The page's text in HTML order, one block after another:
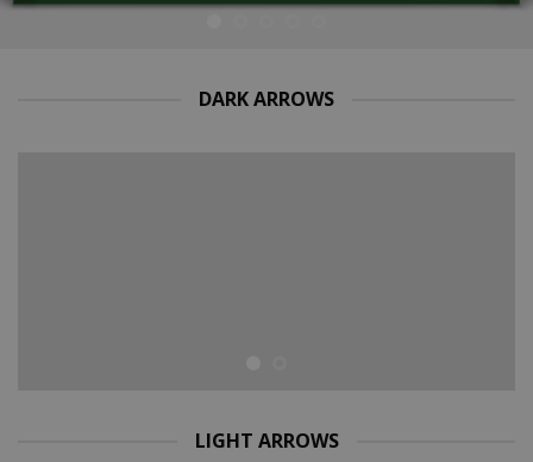
DARK ARROWS
LIGHT ARROWS